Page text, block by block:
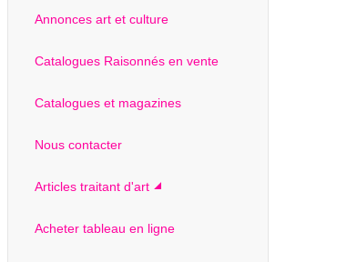
Annonces art et culture
Catalogues Raisonnés en vente
Catalogues et magazines
Nous contacter
Articles traitant d'art
Acheter tableau en ligne